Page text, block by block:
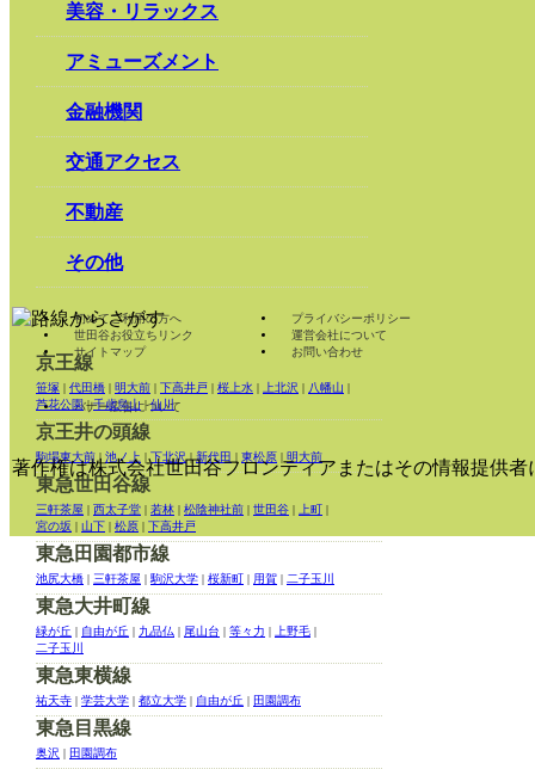
美容・リラックス
アミューズメント
金融機関
交通アクセス
不動産
その他
京王線
笹塚 | 代田橋 | 明大前 | 下高井戸 | 桜上水 | 上北沢 | 八幡山 |
芦花公園|千歳烏山|仙川
京王井の頭線
駒場東大前 | 池ノ上 |下北沢|新代田 | 東松原 | 明大前
東急世田谷線
三軒茶屋 | 西太子堂 | 若林 | 松陰神社前 | 世田谷 | 上町 |
宮の坂 | 山下 | 松原 | 下高井戸
東急田園都市線
池尻大橋 | 三軒茶屋 | 駒沢大学 | 桜新町 | 用賀 | 二子玉川
東急大井町線
緑が丘 | 自由が丘 | 九品仏 | 尾山台 | 等々力 | 上野毛 |
二子玉川
東急東横線
祐天寺 | 学芸大学 | 都立大学 | 自由が丘 | 田園調布
東急目黒線
奥沢 | 田園調布
初めてご利用の方へ
世田谷お役立ちリンク
サイトマップ
プライバシーポリシー
運営会社について
お問い合わせ
バナー広告について
著作権は株式会社世田谷フロンティアまたはその情報提供者